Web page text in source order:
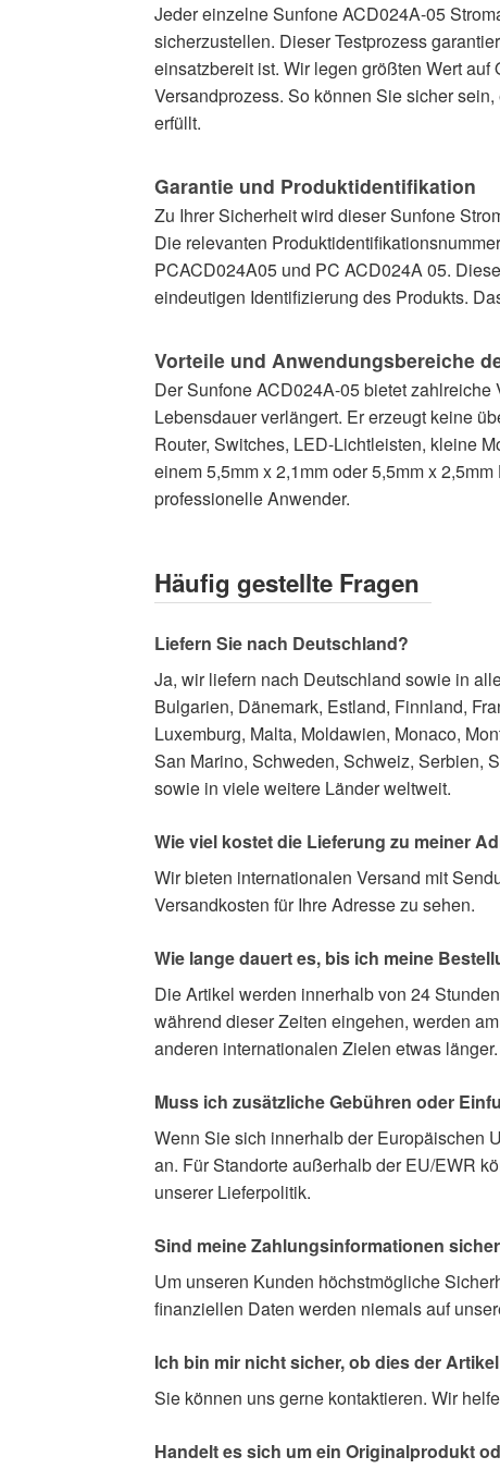
Jeder einzelne Sunfone ACD024A-05
sicherzustellen. Dieser Testprozess
einsatzbereit ist. Wir legen größten Wert
Versandprozess. So können Sie sicher
erfüllt.
Garantie und Produktidentifikation
Zu Ihrer Sicherheit wird dieser Sunfone
Die relevanten
PCACD024A05 und PC ACD024A 05.
eindeutigen Identifizierung des Produkts.
Vorteile und Anwendungsbereiche
Der Sunfone ACD024A-05 bietet
Lebensdauer verlängert. Er erzeugt keine
Router, Switches, LED-Lichtleisten, kleine
einem 5,5mm x 2,1mm oder 5,5mm x
professionelle Anwender.
Häufig gestellte Fragen
Liefern Sie nach Deutschland?
Ja, wir liefern nach Deutschland sowie in
Bulgarien, Dänemark, Estland, Finnland,
Luxemburg, Malta, Moldawien, Monaco,
San Marino, Schweden, Schweiz, Serbien,
sowie in viele weitere Länder weltweit.
Wie viel kostet die Lieferung zu meiner
Wir bieten internationalen Versand mit
Versandkosten für Ihre Adresse zu sehen.
Wie lange dauert es, bis ich meine
Die Artikel werden innerhalb von 24
während dieser Zeiten eingehen, werden
anderen internationalen Zielen etwas
Muss ich zusätzliche Gebühren oder
Wenn Sie sich innerhalb der Europäischen
an. Für Standorte außerhalb der EU/EWR
unserer Lieferpolitik.
Sind meine Zahlungsinformationen
Um unseren Kunden höchstmögliche
finanziellen Daten werden niemals auf
Ich bin mir nicht sicher, ob dies der
Sie können uns gerne kontaktieren. Wir
Handelt es sich um ein Originalprodukt